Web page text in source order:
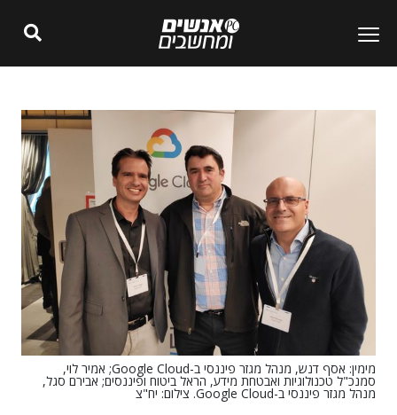
מימין: אסף דנש, מנהל מגזר פיננסי ב-Google Cloud; אמיר לוי,
סמנכ"ל טכנולוגיות ואבטחת מידע, הראל ביטוח ופיננסים; אבירם סגל,
מנהל מגזר פיננסי ב-Google Cloud. צילום: יח"צ